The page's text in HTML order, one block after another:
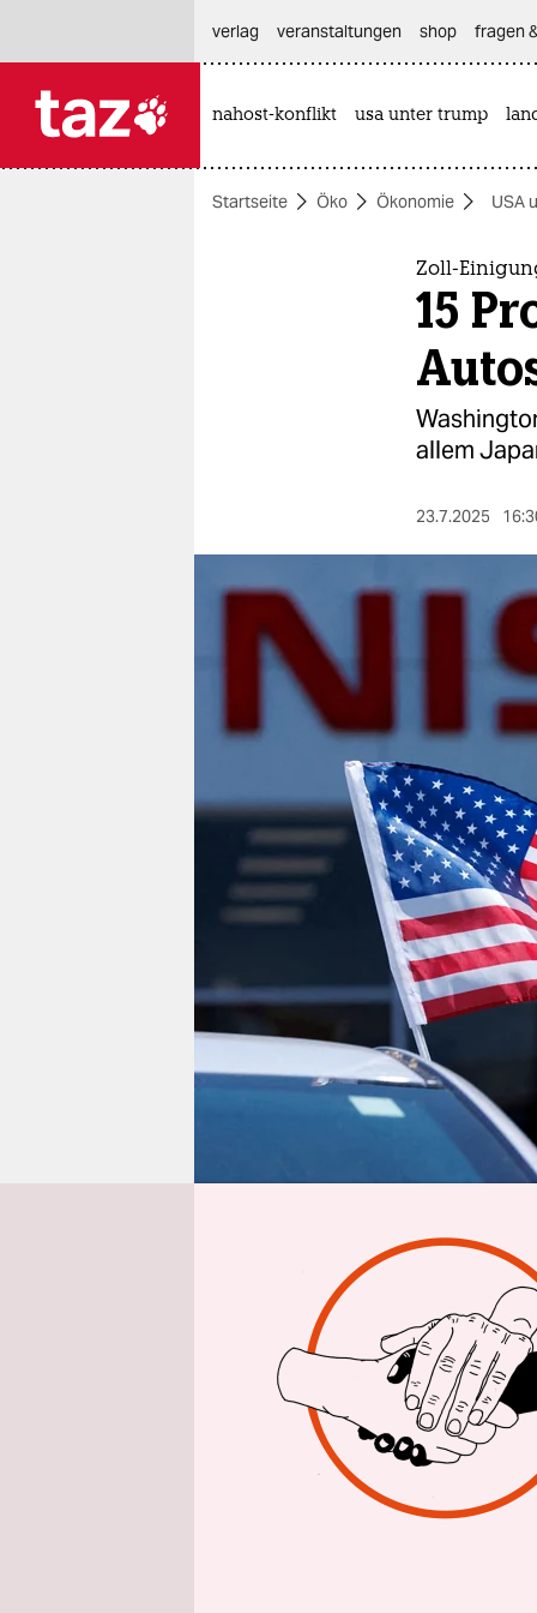
themen
nord
wahrheit
veranstaltungen
shop
fragen & hilfe
abo
genossenschaft
epaper login
verlag
veranstaltungen shop fragen
nahost-konflikt usa unter trump
Startseite Öko Ökonomie USA
Zoll-
15
allem
23.7.2025
Aus
Die USA
ein US-
Bisher
für Japan